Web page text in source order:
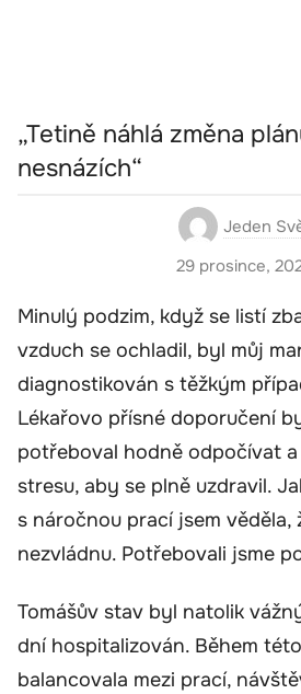
„Tetině náhlá změna
nesnázích“
Jeden
29 prosince,
Minulý podzim, když se listí
vzduch se ochladil, byl můj
diagnostikován s těžkým
Lékařovo přísné doporučení
potřeboval hodně odpočívat
stresu, aby se plně uzdravil.
s náročnou prací jsem věděla,
nezvládnu. Potřebovali jsme
Tomášův stav byl natolik
dní hospitalizován. Během
balancovala mezi prací,